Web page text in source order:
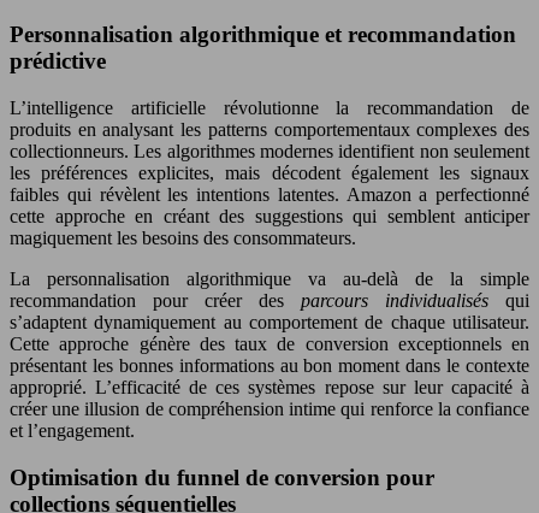
Personnalisation algorithmique et recommandation
prédictive
L’intelligence artificielle révolutionne la recommandation de
produits en analysant les patterns comportementaux complexes des
collectionneurs. Les algorithmes modernes identifient non seulement
les préférences explicites, mais décodent également les signaux
faibles qui révèlent les intentions latentes. Amazon a perfectionné
cette approche en créant des suggestions qui semblent anticiper
magiquement les besoins des consommateurs.
La personnalisation algorithmique va au-delà de la simple
recommandation pour créer des parcours individualisés qui
s’adaptent dynamiquement au comportement de chaque utilisateur.
Cette approche génère des taux de conversion exceptionnels en
présentant les bonnes informations au bon moment dans le contexte
approprié. L’efficacité de ces systèmes repose sur leur capacité à
créer une illusion de compréhension intime qui renforce la confiance
et l’engagement.
Optimisation du funnel de conversion pour
collections séquentielles